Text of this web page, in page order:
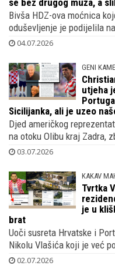
Bivša HDZ-ova moćnica
oduševljenje je podijelila
04.07.2026
GENI
utjeha
Sicilijanka, ali je uzeo
Djed američkog
na otoku Olibu kraj Zadra,
03.07.2026
KAKAV
Tvrtka
je u
brat
Uoči susreta Hrvatske i
Nikolu Vlašića koji je već
02.07.2026